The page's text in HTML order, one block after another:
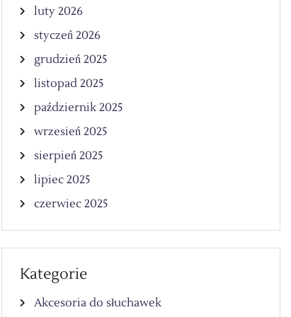
luty 2026
styczeń 2026
grudzień 2025
listopad 2025
październik 2025
wrzesień 2025
sierpień 2025
lipiec 2025
czerwiec 2025
Kategorie
Akcesoria do słuchawek